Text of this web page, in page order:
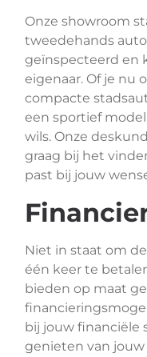
Onze showroom
tweedehands
geïnspecteerd en
eigenaar. Of je nu
compacte
een sportief
wils. Onze
graag bij het
past bij jouw
Niet in staat om
één keer te
bieden op maat
bij jouw financiële
genieten van